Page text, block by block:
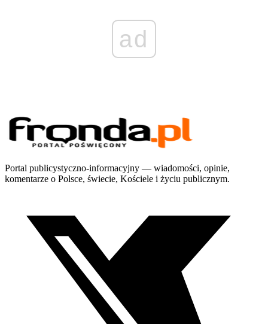
ad
Portal publicystyczno-informacyjny — wiadomości, opinie,
komentarze o Polsce, świecie, Kościele i życiu publicznym.